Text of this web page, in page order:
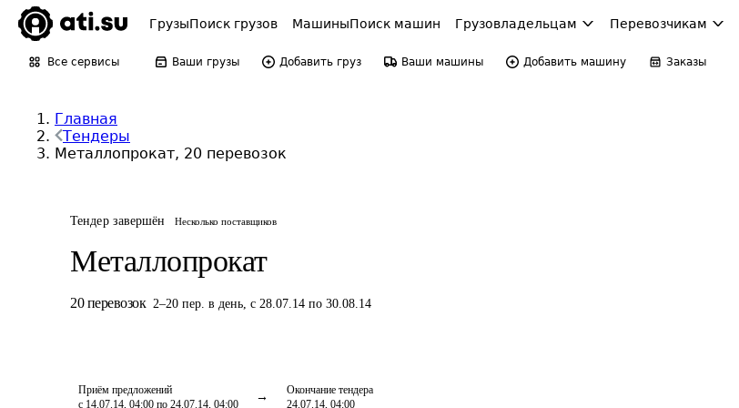
ГрузыПоиск грузов МашиныПоиск машин Грузовладельцам Перевозчикам
Все сервисы Ваши грузы Добавить груз Ваши машины Добавить машину Заказы
Главная
Тендеры
Металлопрокат, 20 перевозок
Тендер завершён Несколько поставщиков
Металлопрокат
20 перевозок 2–20 пер. в день, с 28.07.14 по 30.08.14
Приём предложений
с 14.07.14, 04:00 по 24.07.14, 04:00
Окончание тендера
24.07.14, 04:00